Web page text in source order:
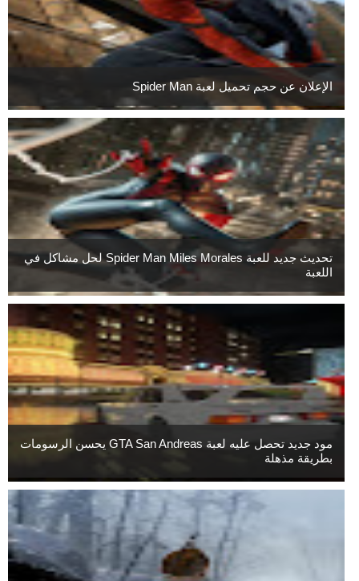
الإعلان عن حجم تحميل لعبة Spider Man
تحديث جديد للعبة Spider Man Miles Morales لحل مشاكل في
اللعبة
مود جديد تحصل عليه لعبة GTA San Andreas يحسن الرسومات
بطريقة مذهلة